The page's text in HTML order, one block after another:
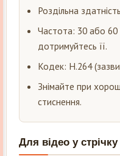
Роздільна
Частота: 30 або
дотримуйтесь її.
Кодек: H.264
Знімайте при
стиснення.
Для відео у стрічку